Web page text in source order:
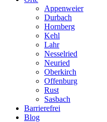
Appenweier
Durbach
Hornberg
Kehl
Lahr
Nesselried
Neuried
Oberkirch
Offenburg
Rust
Sasbach
Barrierefrei
Blog